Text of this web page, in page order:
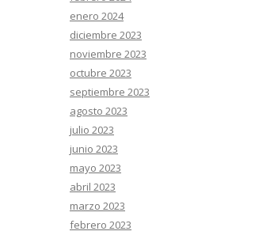
enero 2024
diciembre 2023
noviembre 2023
octubre 2023
septiembre 2023
agosto 2023
julio 2023
junio 2023
mayo 2023
abril 2023
marzo 2023
febrero 2023